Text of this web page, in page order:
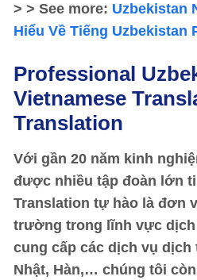
> > See more: Uzbekistan
Hiểu Về Tiếng Uzbekistan
Professional
Vietnamese
Translation
Với gần 20 năm kinh
được nhiều tập đoàn lớn
Translation tự hào là đơn
trường trong lĩnh vực
cung cấp các dịch vụ dịch
Nhật, Hàn,… chúng tôi